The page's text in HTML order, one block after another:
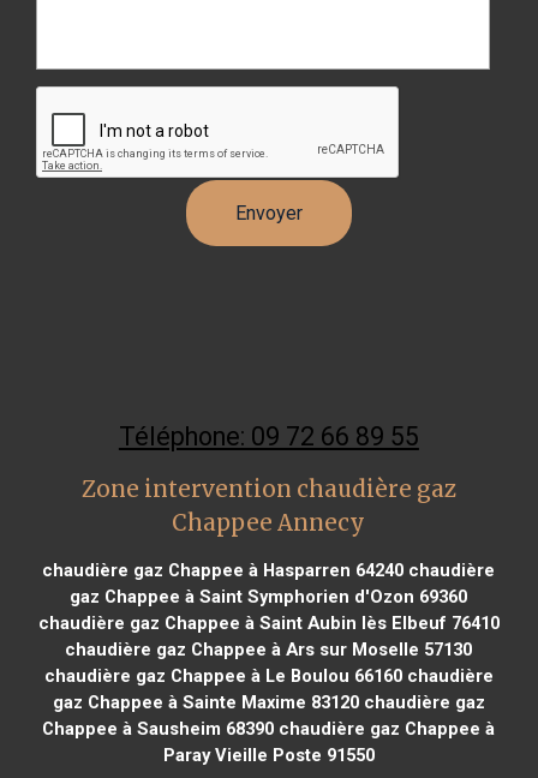
Téléphone: 09 72 66 89 55
Zone intervention chaudière gaz
Chappee Annecy
chaudière gaz Chappee à Hasparren 64240 chaudière
gaz Chappee à Saint Symphorien d'Ozon 69360
chaudière gaz Chappee à Saint Aubin lès Elbeuf 76410
chaudière gaz Chappee à Ars sur Moselle 57130
chaudière gaz Chappee à Le Boulou 66160chaudière
gaz Chappee à Sainte Maxime 83120chaudière gaz
Chappee à Sausheim 68390 chaudière gaz Chappee à
Paray Vieille Poste 91550